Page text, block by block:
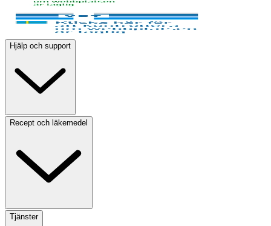
Hjälp och support
Recept och läkemedel
Tjänster